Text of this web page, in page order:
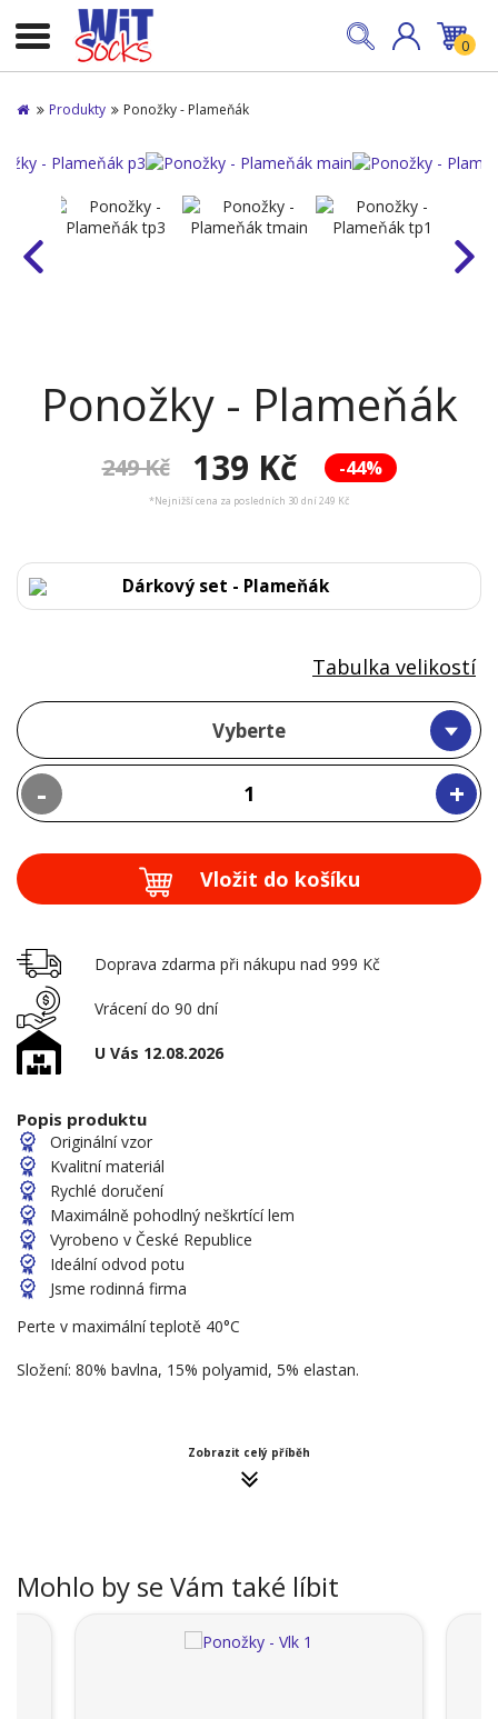
0
Produkty Ponožky - Plameňák
Ponožky - Plameňák
-44%
249 Kč 139 Kč
*Nejnižší cena za posledních 30 dní 249 Kč
Dárkový set - Plameňák
Vyberte
- +
Tabulka velikostí
Vložit do košíku
Doprava zdarma při nákupu nad 999 Kč
Vrácení do 90 dní
U Vás 12.08.2026
Popis produktu
Originální vzor
Kvalitní materiál
Rychlé doručení
Maximálně pohodlný neškrtící lem
Vyrobeno v České Republice
Ideální odvod potu
Jsme rodinná firma
Perte v maximální teplotě 40°C
Složení: 80% bavlna, 15% polyamid, 5% elastan.
Zobrazit celý příběh
Mohlo by se Vám také líbit